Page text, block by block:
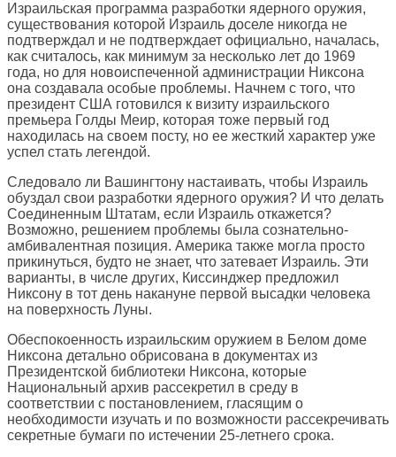
Израильская программа разработки ядерного оружия,
существования которой Израиль доселе никогда не
подтверждал и не подтверждает официально, началась,
как считалось, как минимум за несколько лет до 1969
года, но для новоиспеченной администрации Никсона
она создавала особые проблемы. Начнем с того, что
президент США готовился к визиту израильского
премьера Голды Меир, которая тоже первый год
находилась на своем посту, но ее жесткий характер уже
успел стать легендой.
Следовало ли Вашингтону настаивать, чтобы Израиль
обуздал свои разработки ядерного оружия? И что делать
Соединенным Штатам, если Израиль откажется?
Возможно, решением проблемы была сознательно-
амбивалентная позиция. Америка также могла просто
прикинуться, будто не знает, что затевает Израиль. Эти
варианты, в числе других, Киссинджер предложил
Никсону в тот день накануне первой высадки человека
на поверхность Луны.
Обеспокоенность израильским оружием в Белом доме
Никсона детально обрисована в документах из
Президентской библиотеки Никсона, которые
Национальный архив рассекретил в среду в
соответствии с постановлением, гласящим о
необходимости изучать и по возможности рассекречивать
секретные бумаги по истечении 25-летнего срока.